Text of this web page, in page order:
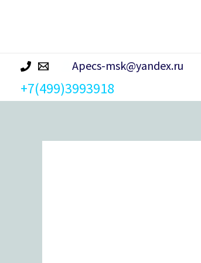
Apecs-msk@yandex.ru
+7(499)3993918